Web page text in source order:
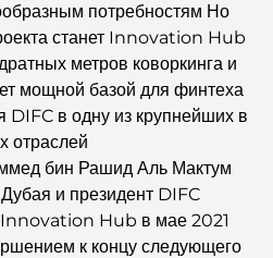
7 лучших мест для
застолья.
Bay: идеальное сочетание
звездами Мишлен:
Jumeirah Golf Estates:
потребностям Но
станет Innovation Hub
метров коворкинга и
мощной базой для финтеха
в одну из крупнейших в
отраслей
бин Рашид Аль Мактум
и президент DIFC
Hub в мае 2021
к концу следующего